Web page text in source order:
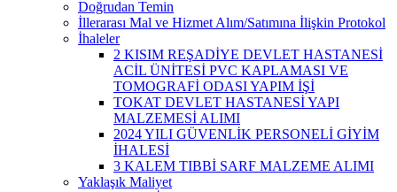
Doğrudan Temin
İllerarası Mal ve Hizmet Alım/Satımına İlişkin Protokol
İhaleler
2 KISIM REŞADİYE DEVLET HASTANESİ
ACİL ÜNİTESİ PVC KAPLAMASI VE
TOMOGRAFİ ODASI YAPIM İŞİ
TOKAT DEVLET HASTANESİ YAPI
MALZEMESİ ALIMI
2024 YILI GÜVENLİK PERSONELİ GİYİM
İHALESİ
3 KALEM TIBBİ SARF MALZEME ALIMI
Yaklaşık Maliyet